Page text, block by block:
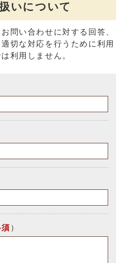
いについて
問い合わせに対する回答、
切な対応を行うために利用
利用しません。
）